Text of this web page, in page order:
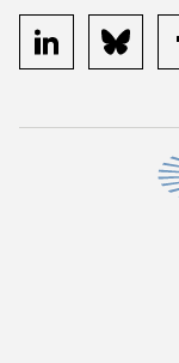
linkedin bluesky